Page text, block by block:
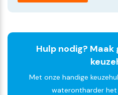
Hulp nodig? Maak
Met onze handige
waterontharder